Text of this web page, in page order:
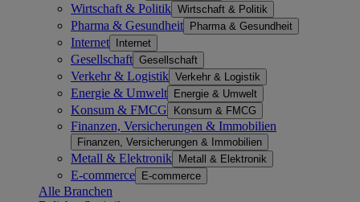
Wirtschaft & Politik Wirtschaft & Politik
Pharma & Gesundheit Pharma & Gesundheit
Internet Internet
Gesellschaft Gesellschaft
Verkehr & Logistik Verkehr & Logistik
Energie & Umwelt Energie & Umwelt
Konsum & FMCG Konsum & FMCG
Finanzen, Versicherungen & Immobilien
Finanzen, Versicherungen & Immobilien
Metall & Elektronik Metall & Elektronik
E-commerce E-commerce
Alle Branchen